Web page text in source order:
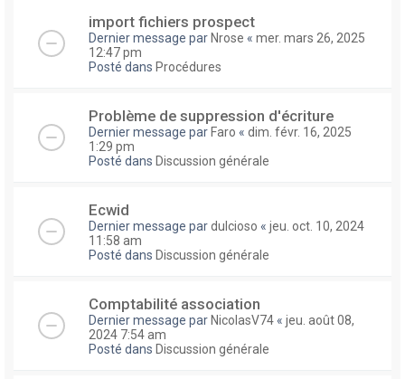
import fichiers prospect
Dernier message par Nrose « mer. mars 26, 2025
12:47 pm
Posté dans Procédures
Problème de suppression d'écriture
Dernier message par Faro « dim. févr. 16, 2025
1:29 pm
Posté dans Discussion générale
Ecwid
Dernier message pardulcioso « jeu. oct. 10, 2024
11:58 am
Posté dans Discussion générale
Comptabilité association
Dernier message par NicolasV74 « jeu. août 08,
2024 7:54 am
Posté dans Discussion générale